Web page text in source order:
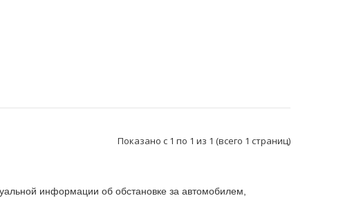
Показано с 1 по 1 из 1 (всего 1 страниц)
информации об обстановке за автомобилем,